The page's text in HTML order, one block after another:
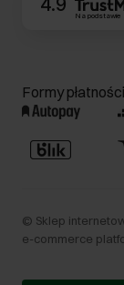
4.9
Na podstawie
Formy płatności
© Sklep
e-commerce